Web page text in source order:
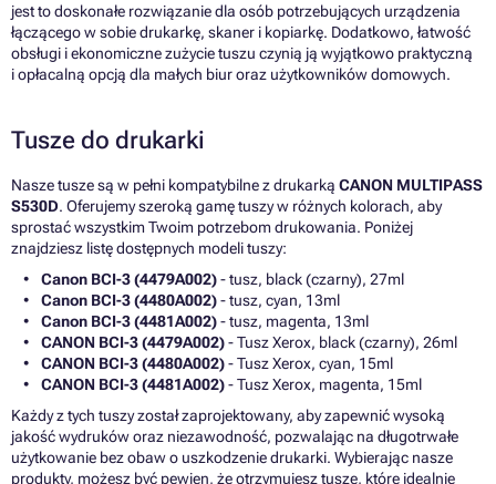
jest to doskonałe rozwiązanie dla osób potrzebujących urządzenia
łączącego w sobie drukarkę, skaner i kopiarkę. Dodatkowo, łatwość
obsługi i ekonomiczne zużycie tuszu czynią ją wyjątkowo praktyczną
i opłacalną opcją dla małych biur oraz użytkowników domowych.
Tusze do drukarki
Nasze tusze są w pełni kompatybilne z drukarką CANON MULTIPASS
S530D. Oferujemy szeroką gamę tuszy w różnych kolorach, aby
sprostać wszystkim Twoim potrzebom drukowania. Poniżej
znajdziesz listę dostępnych modeli tuszy:
Canon BCI-3 (4479A002)- tusz, black (czarny), 27ml
Canon BCI-3 (4480A002)- tusz, cyan, 13ml
Canon BCI-3 (4481A002)- tusz, magenta, 13ml
CANON BCI-3 (4479A002)- Tusz Xerox, black (czarny), 26ml
CANON BCI-3 (4480A002)- Tusz Xerox, cyan, 15ml
CANON BCI-3 (4481A002)- Tusz Xerox, magenta, 15ml
Każdy z tych tuszy został zaprojektowany, aby zapewnić wysoką
jakość wydruków oraz niezawodność, pozwalając na długotrwałe
użytkowanie bez obaw o uszkodzenie drukarki. Wybierając nasze
produkty, możesz być pewien, że otrzymujesz tusze, które idealnie